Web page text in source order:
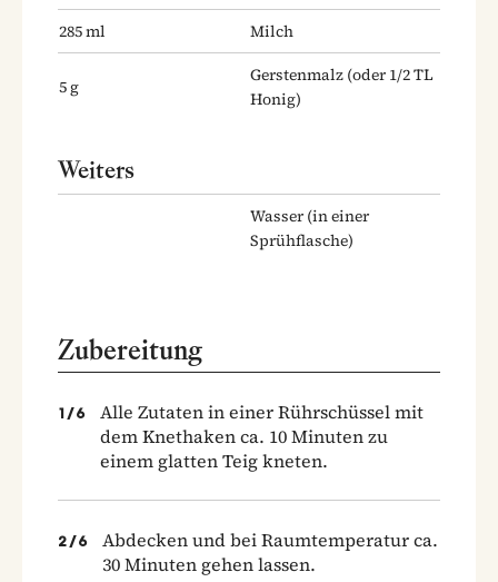
285ml Milch
5g
Gerstenmalz (oder 1/2 TL
Honig)
Weiters
Wasser (in einer
Sprühflasche)
Zubereitung
1 /6
Alle Zutaten in einer Rührschüssel mit
dem Knethaken ca. 10 Minuten zu
einem glatten Teig kneten.
2 /6
Abdecken und bei Raumtemperatur ca.
30 Minuten gehen lassen.